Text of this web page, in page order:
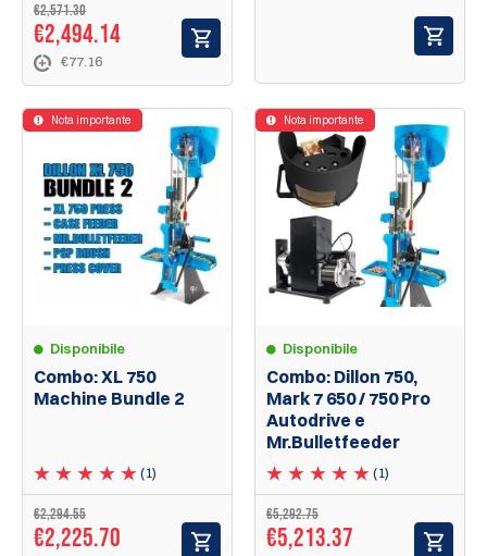
€2,571.30
€2,494.14
€77.16
Disponibile
Combo: XL 750
Machine Bundle 2
(1)
Nota importante
€2,294.55
€2,225.70
Disponibile
Combo: Dillon 750,
Mark 7 650 / 750 Pro
Autodrive e
Mr.Bulletfeeder
(1)
Nota importante
€5,292.75
€5,213.37